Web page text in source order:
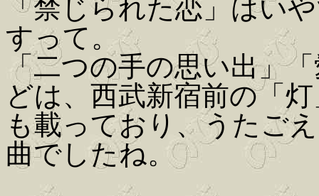
「禁じられた恋」はい
すって。
「二つの手の思い出」
どは、西武新宿前の「
も載っており、うたご
曲でしたね。